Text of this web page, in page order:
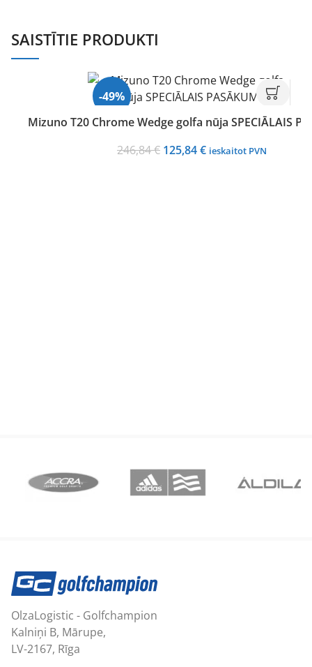
SAISTĪTIE PRODUKTI
-49%
Mizuno T20 Chrome Wedge golfa nūja SPECIĀLAIS
246,84€ Original
125,84€Current
ieskaitot PVN
OlzaLogistic - Golfchampion
Kalniņi B, Mārupe,
LV-2167, Rīga